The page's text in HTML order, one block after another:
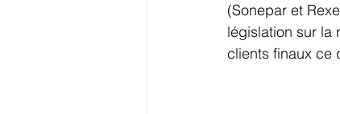
(Sonepar et
législation sur la
clients finaux ce